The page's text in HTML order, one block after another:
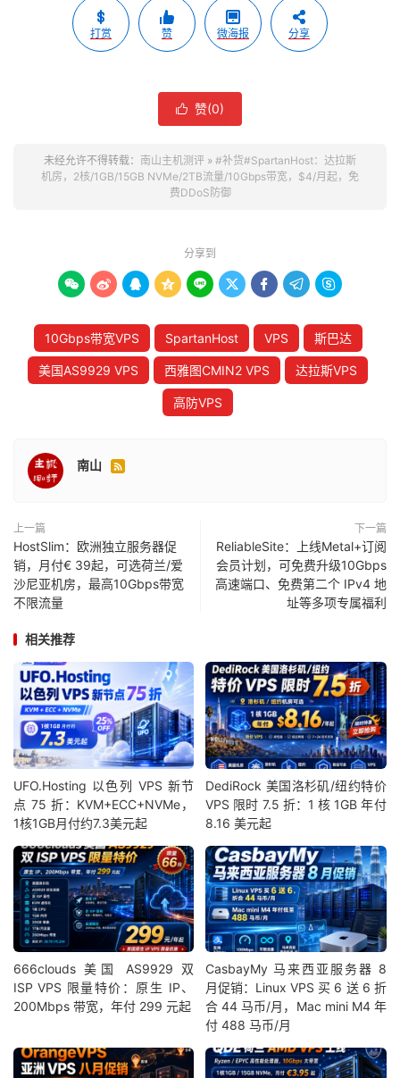
打赏 赞 微海报 分享
 赞(0)
未经允许不得转载： 南山主机测评 » #补货#SpartanHost：达拉斯
机房，2核/1GB/15GB NVMe/2TB流量/10Gbps带宽，$4/月起，免
费DDoS防御
分享到
        
10Gbps带宽VPS SpartanHost VPS 斯巴达
美国AS9929 VPS 西雅图CMIN2 VPS 达拉斯VPS
高防VPS
南山 
上一篇
HostSlim：欧洲独立服务器促
销，月付€ 39起，可选荷兰/爱
沙尼亚机房，最高10Gbps带宽
不限流量
下一篇
ReliableSite：上线Metal+订阅
会员计划，可免费升级10Gbps
高速端口、免费第二个 IPv4 地
址等多项专属福利
相关推荐
UFO.Hosting 以色列 VPS 新节
点 75 折：KVM+ECC+NVMe，
1核1GB月付约7.3美元起
DediRock 美国洛杉矶/纽约特价
VPS 限时 7.5 折：1 核 1GB 年付
8.16 美元起
666clouds 美国 AS9929 双
ISP VPS 限量特价：原生 IP、
200Mbps 带宽，年付 299 元起
CasbayMy 马来西亚服务器 8
月促销：Linux VPS 买 6 送 6 折
合 44 马币/月，Mac mini M4 年
付 488 马币/月